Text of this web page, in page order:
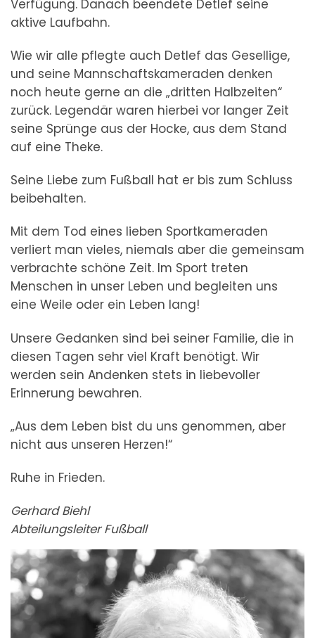
Verfügung. Danach beendete Detlef seine
aktive Laufbahn.
Wie wir alle pflegte auch Detlef das Gesellige,
und seine Mannschaftskameraden denken
noch heute gerne an die „dritten Halbzeiten“
zurück. Legendär waren hierbei vor langer Zeit
seine Sprünge aus der Hocke, aus dem Stand
auf eine Theke.
Seine Liebe zum Fußball hat er bis zum Schluss
beibehalten.
Mit dem Tod eines lieben Sportkameraden
verliert man vieles, niemals aber die gemeinsam
verbrachte schöne Zeit. Im Sport treten
Menschen in unser Leben und begleiten uns
eine Weile oder ein Leben lang!
Unsere Gedanken sind bei seiner Familie, die in
diesen Tagen sehr viel Kraft benötigt. Wir
werden sein Andenken stets in liebevoller
Erinnerung bewahren.
„Aus dem Leben bist du uns genommen, aber
nicht aus unseren Herzen!“
Ruhe in Frieden.
Gerhard Biehl
Abteilungsleiter Fußball